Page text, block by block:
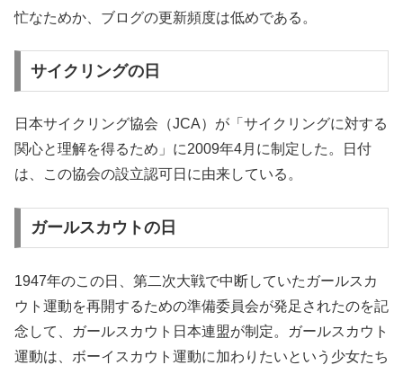
忙なためか、ブログの更新頻度は低めである。
サイクリングの日
日本サイクリング協会（JCA）が「サイクリングに対する
関心と理解を得るため」に2009年4月に制定した。日付
は、この協会の設立認可日に由来している。
ガールスカウトの日
1947年のこの日、第二次大戦で中断していたガールスカ
ウト運動を再開するための準備委員会が発足されたのを記
念して、ガールスカウト日本連盟が制定。ガールスカウト
運動は、ボーイスカウト運動に加わりたいという少女たち